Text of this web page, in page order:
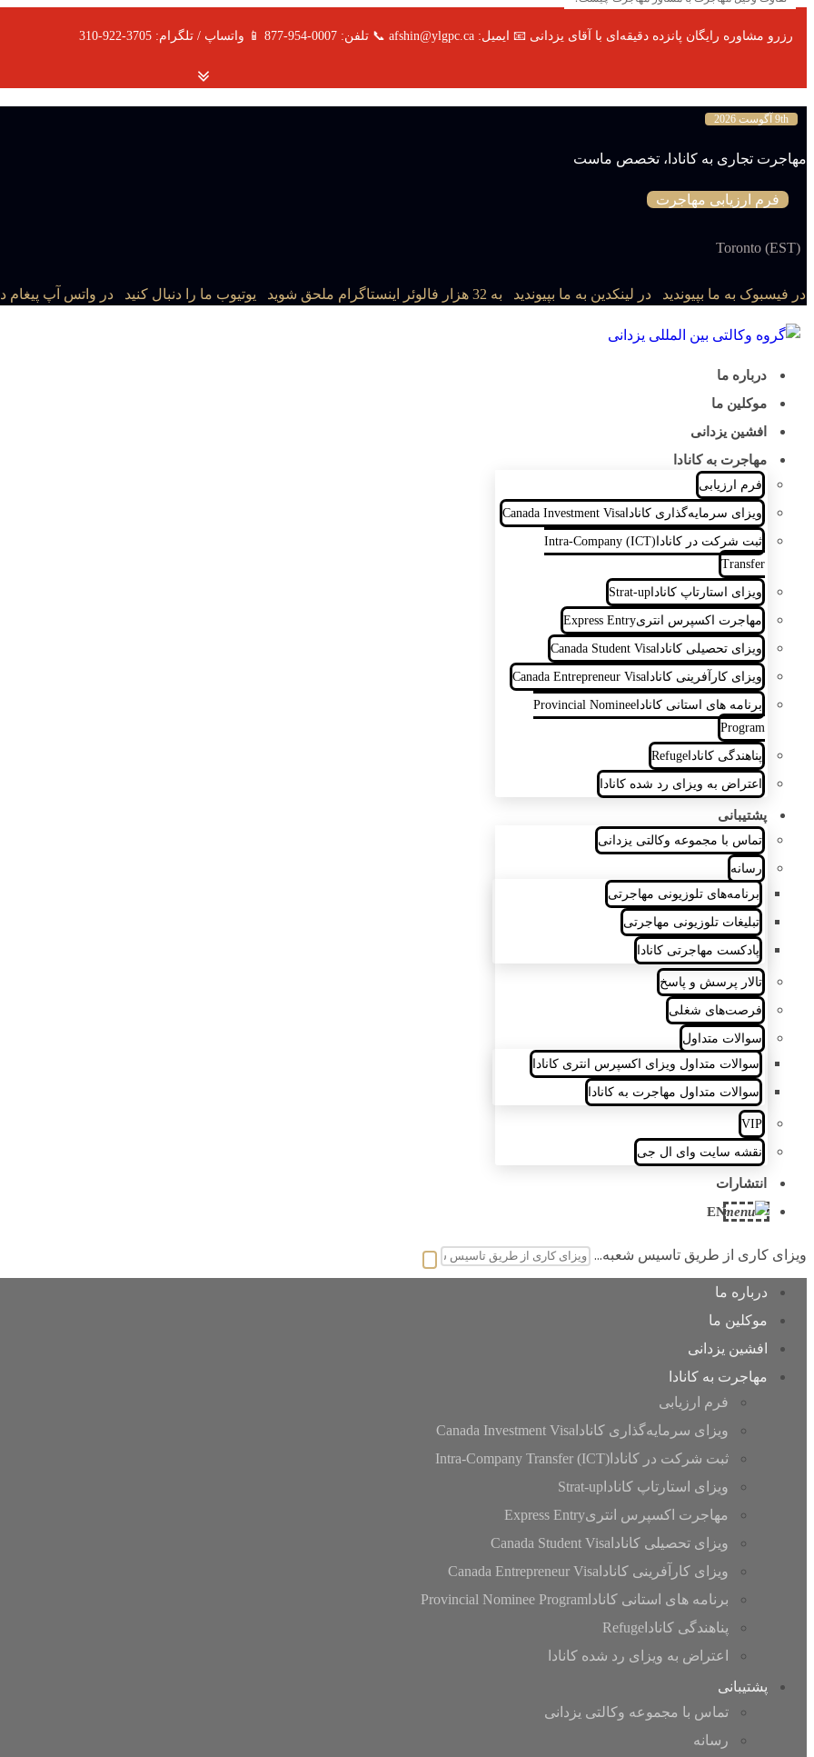
رزرو مشاوره رایگان پانزده دقیقه‌ای با آقای یزدانی 📧 ایمیل: afshin@ylgpc.ca 📞 تلفن: 0007-954-877 📱 واتساپ / تلگرام: 3705-922-310
9th آگوست 2026
مهاجرت تجاری به کانادا، تخصص ماست
فرم ارزیابی مهاجرت
Toronto (EST)
در فیسبوک به ما بپیوندید در لینکدین به ما بپیوندید به 32 هزار فالوئر اینستاگرام ملحق شوید یوتیوب ما را دنبال کنید در واتس آپ پیغام
درباره ما
موکلین ما
افشین یزدانی
مهاجرت به کانادا
فرم ارزیابی
ویزای سرمایه‌گذاری کانادا Canada Investment Visa
ثبت شرکت در کانادا
(ICT) Intra-Company
Transfer
ویزای استارتاپ کانادا Strat-up
مهاجرت اکسپرس انتریExpress Entry
ویزای تحصیلی کانادا Canada Student Visa
ویزای کارآفرینی کانادا Canada Entrepreneur Visa
برنامه های استانی کانادا Provincial Nominee
Program
پناهندگی کانادا Refuge
اعتراض به ویزای رد شده کانادا
پشتیبانی
تماس با مجموعه وکالتی یزدانی
رسانه
برنامه‎‌های تلوزیونی مهاجرتی
تبلیغات تلوزیونی مهاجرتی
پادکست مهاجرتی کانادا
تالار پرسش و پاسخ
فرصت‌‌های شغلی
سوالات متداول
سوالات متداول ویزای اکسپرس انتری کانادا
سوالات متداول مهاجرت به کانادا
VIP
نقشه سایت وای ال جی
انتشارات
EN
ویزای کاری از طریق تاسیس شعبه...
درباره ما
موکلین ما
افشین یزدانی
مهاجرت به کانادا
فرم ارزیابی
ویزای سرمایه‌گذاری کانادا Canada Investment Visa
ثبت شرکت در کانادا (ICT) Intra-Company Transfer
ویزای استارتاپ کانادا Strat-up
مهاجرت اکسپرس انتریExpress Entry
ویزای تحصیلی کانادا Canada Student Visa
ویزای کارآفرینی کانادا Canada Entrepreneur Visa
برنامه های استانی کانادا Provincial Nominee Program
پناهندگی کانادا Refuge
اعتراض به ویزای رد شده کانادا
پشتیبانی
تماس با مجموعه وکالتی یزدانی
رسانه